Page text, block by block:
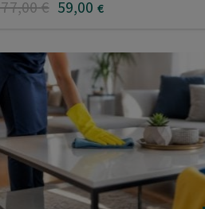
,00€ 59,00 €